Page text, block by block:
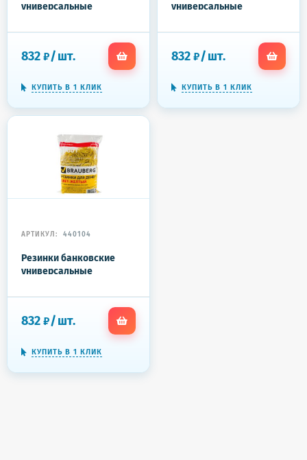
универсальные
BRAUBERG 1000 г,
красные, натуральный
каучук, 440101
832 ₽/шт.
КУПИТЬ В 1 КЛИК
универсальные
BRAUBERG 1000 г,
зеленые, натуральный
каучук, 440103
832 ₽/шт.
КУПИТЬ В 1 КЛИК
АРТИКУЛ: 440104
Резинки банковские
универсальные
BRAUBERG 1000 г,
желтые, натуральный
каучук, 440104
832 ₽/шт.
КУПИТЬ В 1 КЛИК